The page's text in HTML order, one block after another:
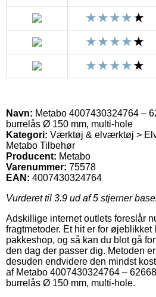
Navn: Metabo 4007430324764 –
burrelås Ø 150 mm, multi-hole
Kategori: Værktøj & elværktøj >
Metabo Tilbehør
Producent: Metabo
Varenummer: 75578
EAN: 4007430324764
Vurderet til 3.9 ud af 5 stjerner
Adskillige internet outlets foreslår
fragtmetoder. Et hit er for øjeblikket
pakkeshop, og så kan du blot gå
den dag der passer dig. Metoden
desuden endvidere den mindst
af Metabo 4007430324764 –
burrelås Ø 150 mm, multi-hole.